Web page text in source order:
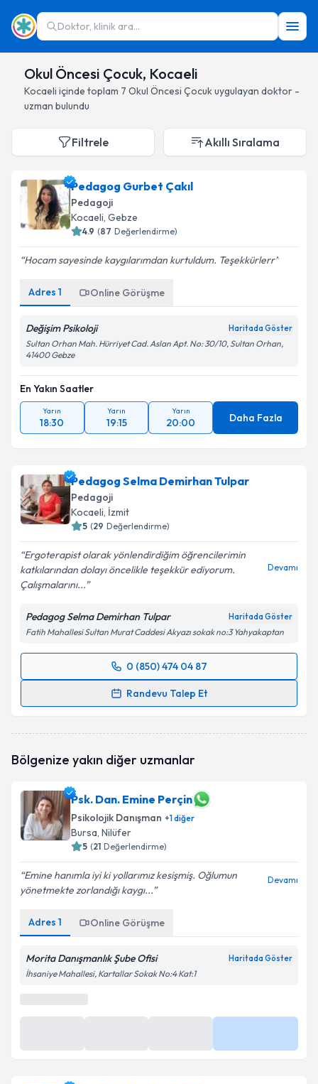
Doktor, klinik ara...
Okul Öncesi Çocuk, Kocaeli
Kocaeli içinde toplam 7 Okul Öncesi Çocukuygulayan doktor -
uzman bulundu
Filtrele Akıllı Sıralama
Pedagog Gurbet Çakıl
Pedagoji
Kocaeli, Gebze
4.9 (87 Değerlendirme)
Hocam sayesinde kaygılarımdan kurtuldum. Teşekkürlerr
Adres 1 Online Görüşme
Değişim Psikoloji Haritada Göster
Sultan Orhan Mah. Hürriyet Cad. Aslan Apt. No: 30/10, Sultan Orhan,
41400 Gebze
En Yakın Saatler
Yarın
18:30
Yarın
19:15
Yarın
20:00 Daha Fazla
Pedagog Selma Demirhan Tulpar
Pedagoji
Kocaeli, İzmit
5 (29 Değerlendirme)
Ergoterapist olarak yönlendirdiğim öğrencilerimin
katkılarından dolayı öncelikle teşekkür ediyorum.
Çalışmalarını...
Devamı
Pedagog Selma Demirhan Tulpar Haritada Göster
Fatih Mahallesi Sultan Murat Caddesi Akyazı sokak no:3 Yahyakaptan
0 (850) 474 04 87
Randevu Talep Et
Randevu Takvimi Talebi
takvimi talebi oluşturun. Size bu uzmandan randevu
bilgilendireceğiz.
E-posta Adresiniz
Kişisel verilerimin işlenmesine ilişkinAydınlatma
Metni'ni okudum ve kişisel verilerimin belirtilen
kapsamda işlenmesini kabul ediyorum.
Takvim Talebini Gönder
Bölgenize yakın diğer uzmanlar
Psk. Dan. Emine Perçin
Psikolojik Danışman +1diğer
Bursa, Nilüfer
5 (21 Değerlendirme)
Emine hanımla iyi ki yollarımız kesişmiş. Oğlumun
yönetmekte zorlandığı kaygı...
Devamı
Adres 1 Online Görüşme
Morita Danışmanlık Şube Ofisi Haritada Göster
İhsaniye Mahallesi, Kartallar Sokak No:4 Kat:1